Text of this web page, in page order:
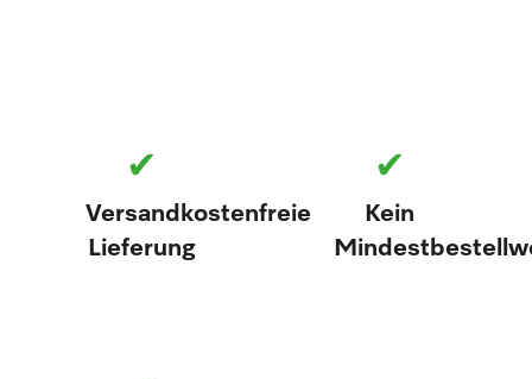
✔
Versandkostenfreie
Lieferung
✔
Kein